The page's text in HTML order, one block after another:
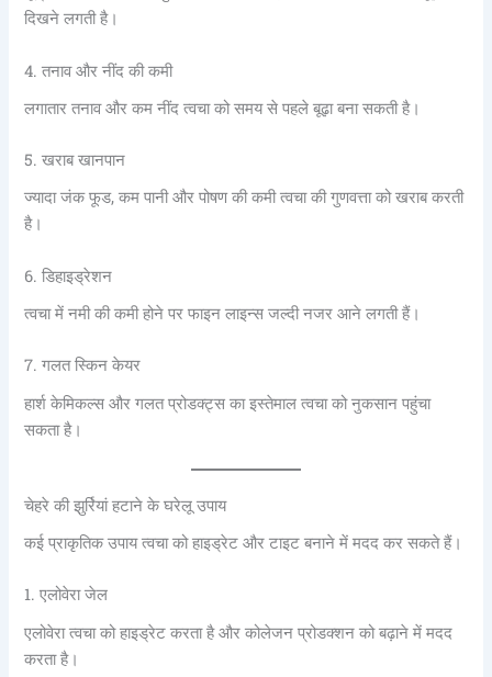
दिखने लगती है।
4. तनाव और नींद की कमी
लगातार तनाव और कम नींद त्वचा को समय से पहले बूढ़ा बना सकती है।
5. खराब खानपान
ज्यादा जंक फूड, कम पानी और पोषण की कमी त्वचा की गुणवत्ता को खराब करती
है।
6. डिहाइड्रेशन
त्वचा में नमी की कमी होने पर फाइन लाइन्स जल्दी नजर आने लगती हैं।
7. गलत स्किन केयर
हार्श केमिकल्स और गलत प्रोडक्ट्स का इस्तेमाल त्वचा को नुकसान पहुंचा
सकता है।
चेहरे की झुर्रियां हटाने के घरेलू उपाय
कई प्राकृतिक उपाय त्वचा को हाइड्रेट और टाइट बनाने में मदद कर सकते हैं।
1. एलोवेरा जेल
एलोवेरा त्वचा को हाइड्रेट करता है और कोलेजन प्रोडक्शन को बढ़ाने में मदद
करता है।